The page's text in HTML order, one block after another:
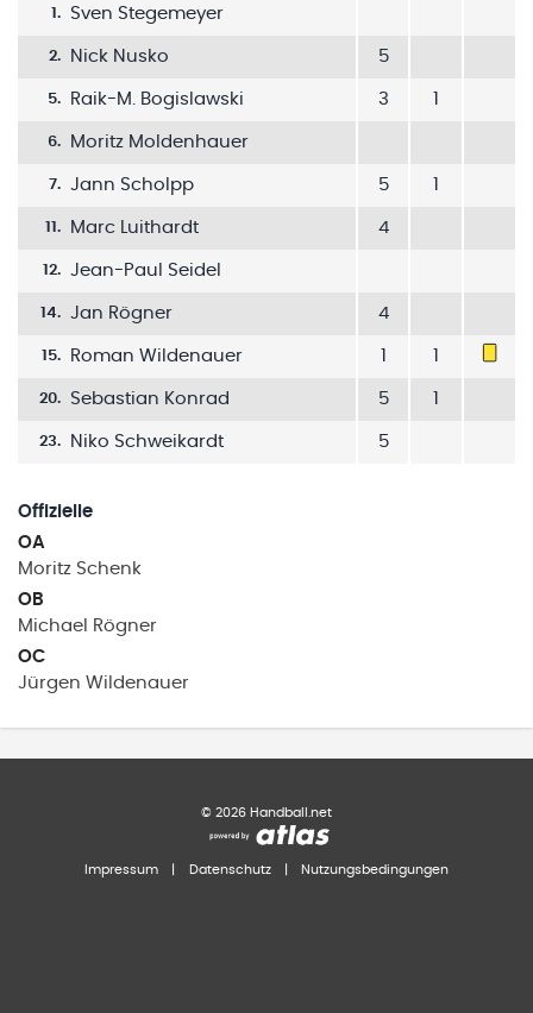
1. Sven Stegemeyer
2. Nick Nusko 5
5. Raik-M. Bogislawski 3
6. Moritz Moldenhauer
7. Jann Scholpp 5
11. Marc Luithardt 4
12. Jean-Paul Seidel
14. Jan Rögner 4
15. Roman Wildenauer
20. Sebastian Konrad 5
23. Niko Schweikardt 5
Offizielle
OA
Moritz Schenk
OB
Michael
Rögner
OC
Jürgen Wildenauer
© 2026 Handball.net
Impressum Datenschutz Nutzungsbedingungen